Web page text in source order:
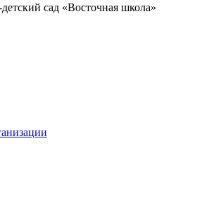
сад «Восточная школа»